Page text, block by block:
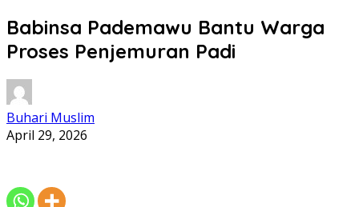
Babinsa Pademawu Bantu Warga
Proses Penjemuran Padi
Buhari Muslim
April 29, 2026